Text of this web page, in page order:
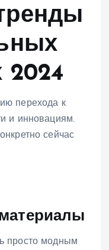
2024
перехода к
и инновациям.
сейчас
просто модным